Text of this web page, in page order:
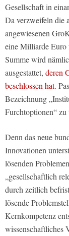
Gesellschaft in
Da verzweifeln die
angewiesenen
eine Milliarde Euro
Summe wird
ausgestattet, deren
beschlossen hat.
Bezeichnung
Furchtoptionen“ zu
Denn das neue
Innovationen
lösenden
„gesellschaftlich
durch zeitlich
lösende
Kernkompetenz
wissenschaftliches